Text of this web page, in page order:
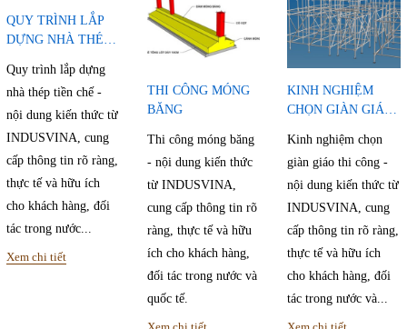
QUY TRÌNH LẮP
DỰNG NHÀ THÉP
Quy trình lắp dựng
nhà thép tiền chế -
nội dung kiến thức từ
INDUSVINA, cung
cấp thông tin rõ ràng,
thực tế và hữu ích
cho khách hàng, đối
tác trong nước...
Xem chi tiết
THI CÔNG MÓNG
BĂNG
Thi công móng băng
- nội dung kiến thức
từ INDUSVINA,
cung cấp thông tin rõ
ràng, thực tế và hữu
ích cho khách hàng,
đối tác trong nước và
quốc tế.
KINH NGHIỆM
CHỌN GIÀN GIÁO
Kinh nghiệm chọn
giàn giáo thi công -
nội dung kiến thức từ
INDUSVINA, cung
cấp thông tin rõ ràng,
thực tế và hữu ích
cho khách hàng, đối
tác trong nước và...